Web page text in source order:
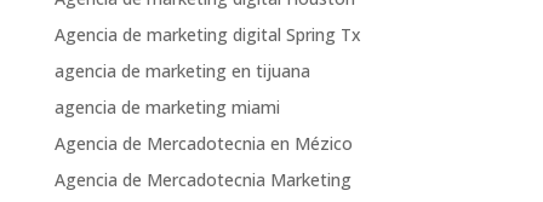
Agencia de marketing digital Spring Tx
agencia de marketing en tijuana
agencia de marketing miami
Agencia de Mercadotecnia en Mézico
Agencia de Mercadotecnia Marketing